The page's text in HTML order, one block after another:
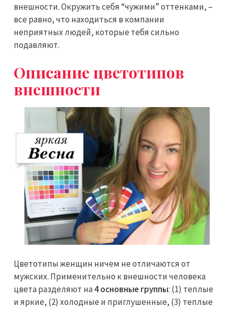
внешности. Окружить себя “чужими” оттенками, –
все равно, что находиться в компании
неприятных людей, которые тебя сильно
подавляют.
Описание цветотипов
внешности
Цветотипы женщин ничем не отличаются от
мужских. Применительно к внешности человека
цвета разделяют на4 основные группы: (1) теплые
и яркие, (2) холодные и приглушенные, (3) теплые